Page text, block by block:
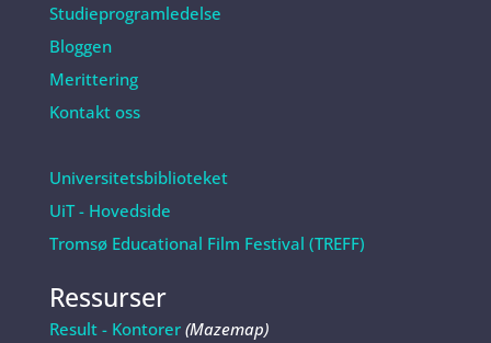
Studieprogramledelse
Bloggen
Merittering
Kontakt oss
Universitetsbiblioteket
UiT - Hovedside
Tromsø Educational Film Festival (TREFF)
Ressurser
Result - Kontorer(Mazemap)